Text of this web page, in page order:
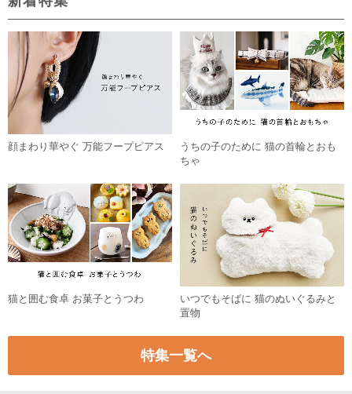
顔まわり華やぐ 万能フープピアス
うちの子のために 猫の首輪とおも
ちゃ
猫と囲む食卓 お菓子とうつわ
いつでもそばに 猫のぬいぐるみと
置物
特集一覧へ